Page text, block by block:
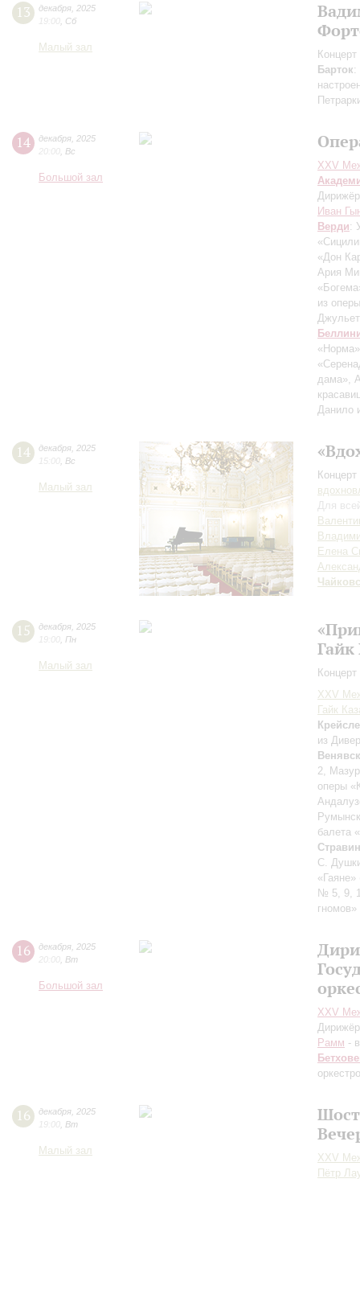
13 декабря 2025
19:00 Сб
Малый зал
Барток:
14 декабря 2025
20:00 Вс
Большой зал
XXV
Иван
Верди:
«Дон
Ария
из
дама»,
Данило
14 декабря 2025
15:00 Вс
Малый зал
Для
Елена
15 декабря 2025
19:00 Пн
Малый зал
Гайк
XXV
Гайк
из
2,
оперы
балета
С.
№ 5, 9,
гномов»
16 декабря 2025
20:00 Вт
Большой зал
XXV
Рамм -
16 декабря 2025
19:00 Вт
Малый зал
XXV
Пётр